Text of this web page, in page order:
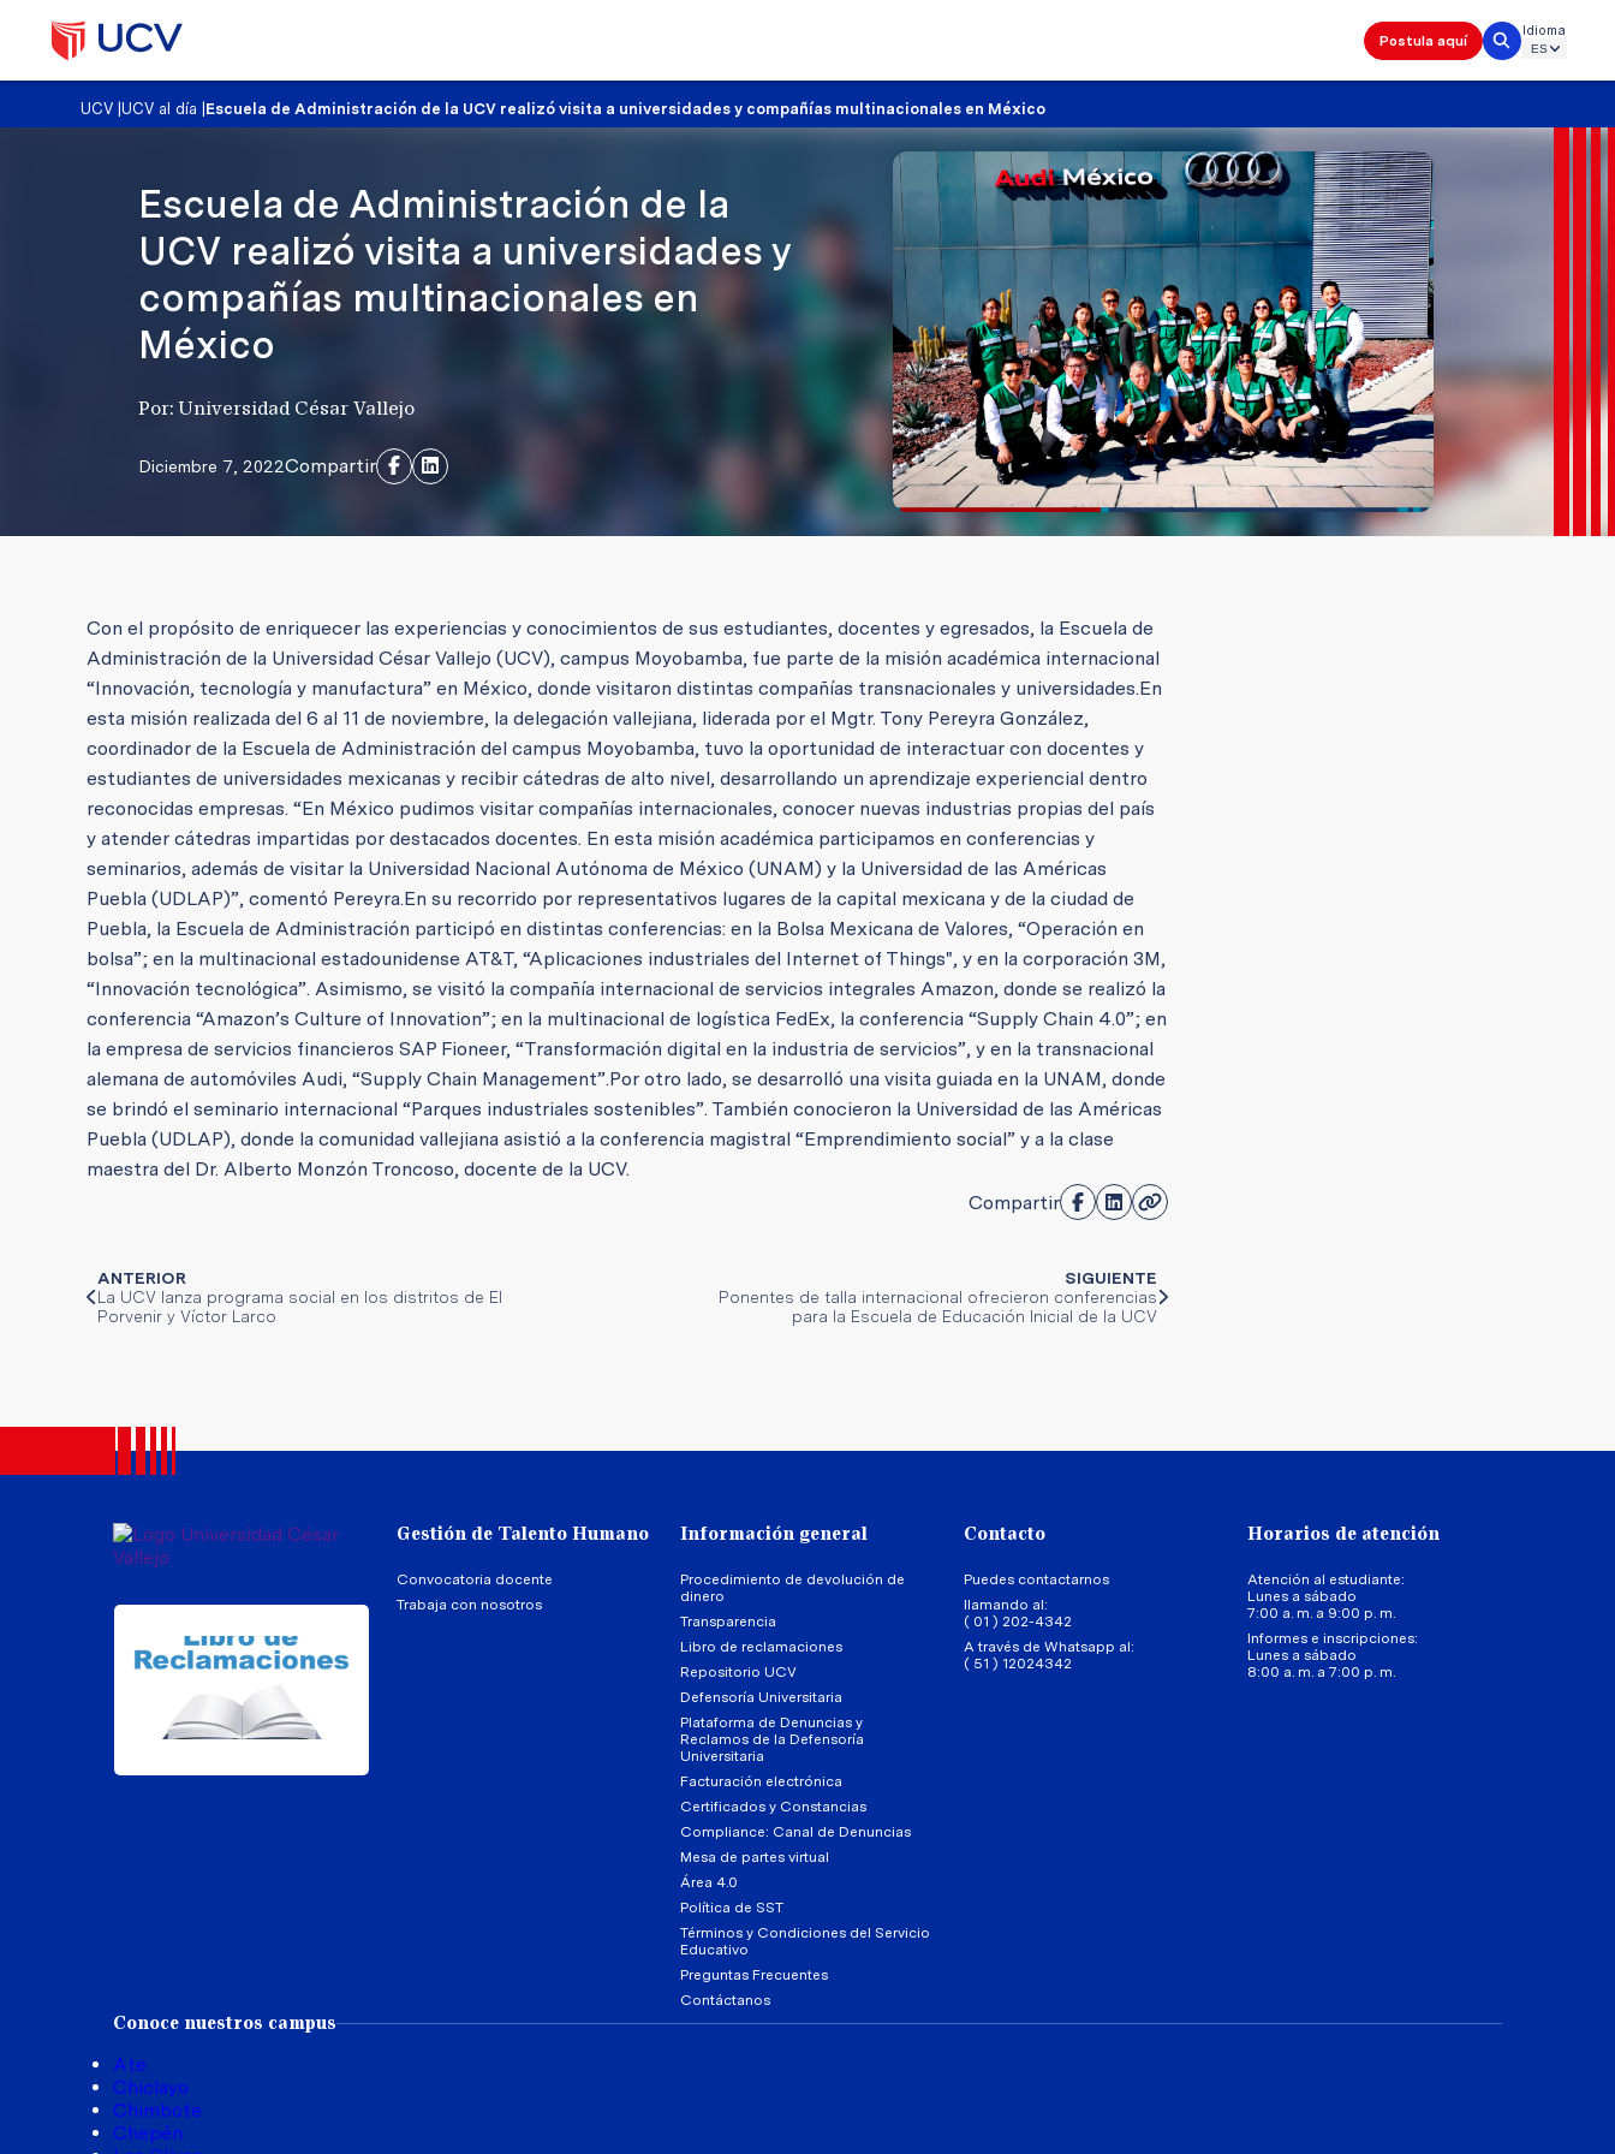
Postula aquí
Idioma
UCV |UCV al día Escuela de Administración de la UCV realizó visita a universidades y compañías multinacionales en México
Escuela de Administración de la
UCV realizó visita a universidades y
compañías multinacionales en
México
Por: Universidad César Vallejo
Diciembre 7, 2022Compartir
Con el propósito de enriquecer las experiencias y conocimientos de sus estudiantes, docentes y egresados, la Escuela de
Administración de la Universidad César Vallejo (UCV), campus Moyobamba, fue parte de la misión académica internacional
“Innovación, tecnología y manufactura” en México, donde visitaron distintas compañías transnacionales y universidades.En
esta misión realizada del 6 al 11 de noviembre, la delegación vallejiana, liderada por el Mgtr. Tony Pereyra González,
coordinador de la Escuela de Administración del campus Moyobamba, tuvo la oportunidad de interactuar con docentes y
estudiantes de universidades mexicanas y recibir cátedras de alto nivel, desarrollando un aprendizaje experiencial dentro
reconocidas empresas. “En México pudimos visitar compañías internacionales, conocer nuevas industrias propias del país
y atender cátedras impartidas por destacados docentes. En esta misión académica participamos en conferencias y
seminarios, además de visitar la Universidad Nacional Autónoma de México (UNAM) y la Universidad de las Américas
Puebla (UDLAP)”, comentó Pereyra.En su recorrido por representativos lugares de la capital mexicana y de la ciudad de
Puebla, la Escuela de Administración participó en distintas conferencias: en la Bolsa Mexicana de Valores, “Operación en
bolsa”; en la multinacional estadounidense AT&T, “Aplicaciones industriales del Internet of Things", y en la corporación 3M,
“Innovación tecnológica”. Asimismo, se visitó la compañía internacional de servicios integrales Amazon, donde se realizó la
conferencia “Amazon’s Culture of Innovation”; en la multinacional de logística FedEx, la conferencia “Supply Chain 4.0”; en
la empresa de servicios financieros SAP Fioneer, “Transformación digital en la industria de servicios”, y en la transnacional
alemana de automóviles Audi, “Supply Chain Management”.Por otro lado, se desarrolló una visita guiada en la UNAM, donde
se brindó el seminario internacional “Parques industriales sostenibles”. También conocieron la Universidad de las Américas
Puebla (UDLAP), donde la comunidad vallejiana asistió a la conferencia magistral “Emprendimiento social” y a la clase
maestra del Dr. Alberto Monzón Troncoso, docente de la UCV.
Compartir
ANTERIOR
La UCV lanza programa social en los distritos de El
Porvenir y Víctor Larco
SIGUIENTE
Ponentes de talla internacional ofrecieron conferencias
para la Escuela de Educación Inicial de la UCV
Gestión de Talento Humano
Convocatoria docente
Trabaja con nosotros
Información general
Procedimiento de devolución de
dinero
Transparencia
Libro de reclamaciones
Repositorio UCV
Defensoría Universitaria
Plataforma de Denuncias y
Reclamos de la Defensoría
Universitaria
Facturación electrónica
Certificados y Constancias
Compliance: Canal de Denuncias
Mesa de partes virtual
Área 4.0
Política de SST
Términos y Condiciones del Servicio
Educativo
Preguntas Frecuentes
Contáctanos
Contacto
Puedes contactarnos
llamando al:
( 01 ) 202-4342
A través de Whatsapp al:
( 51 ) 12024342
Horarios de atención
Atención al estudiante:
Lunes a sábado
7:00 a. m. a 9:00 p. m.
Informes e inscripciones:
Lunes a sábado
8:00 a. m. a 7:00 p. m.
Conoce nuestros campus
Ate
Chiclayo
Chimbote
Chepén